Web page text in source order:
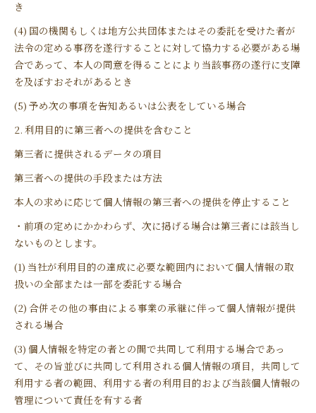
き
(4) 国の機関もしくは地方公共団体またはその委託を受けた者が
法令の定める事務を遂行することに対して協力する必要がある場
合であって、本人の同意を得ることにより当該事務の遂行に支障
を及ぼすおそれがあるとき
(5) 予め次の事項を告知あるいは公表をしている場合
2. 利用目的に第三者への提供を含むこと
第三者に提供されるデータの項目
第三者への提供の手段または方法
本人の求めに応じて個人情報の第三者への提供を停止すること
・前項の定めにかかわらず、次に掲げる場合は第三者には該当し
ないものとします。
(1) 当社が利用目的の達成に必要な範囲内において個人情報の取
扱いの全部または一部を委託する場合
(2) 合併その他の事由による事業の承継に伴って個人情報が提供
される場合
(3) 個人情報を特定の者との間で共同して利用する場合であっ
て、その旨並びに共同して利用される個人情報の項目，共同して
利用する者の範囲、利用する者の利用目的および当該個人情報の
管理について責任を有する者